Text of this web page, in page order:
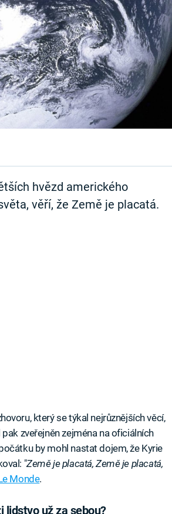
hvězd amerického
věří, že Země je placatá.
který se týkal nejrůznějších věcí,
zveřejněn zejména na oficiálních
by mohl nastat dojem, že Kyrie
"Země je placatá, Země je placatá,
Monde.
lidstvo už za sebou?